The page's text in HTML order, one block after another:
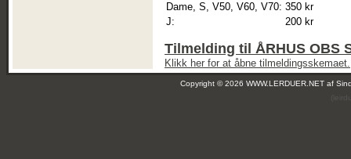
Dame, S, V50, V60, V70: 350 kr
J:
200 kr
Tilmelding til ÅRHUS OBS
Klikk her for at åbne tilmeldingsskemaet.
Copyright © 2026 WWW.LERDUER.NET af